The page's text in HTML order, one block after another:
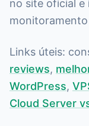
no site oficial e
Links úteis:
reviews,
WordPress,
Cloud Server